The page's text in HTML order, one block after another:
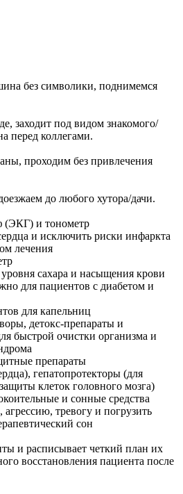
без символики, поднимемся
заходит под видом знакомого/
перед коллегами.
проходим без привлечения
до любого хутора/дачи.
(ЭКГ) и тонометр
и исключить риски инфаркта
лечения
сахара и насыщения крови
для пациентов с диабетом и
для капельниц
детокс-препараты и
быстрой очистки организма и
препараты
гепатопротекторы (для
клеток головного мозга)
и сонные средства
агрессию, тревогу и погрузить
сон
и расписывает четкий план их
восстановления пациента после